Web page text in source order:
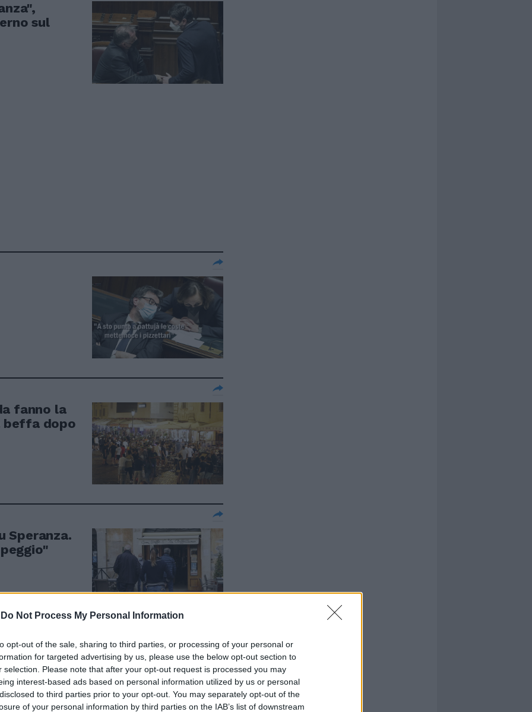
Do Not Process My Personal Information
opt-out of the sale, sharing to third parties, or processing of your personal or
for targeted advertising by us, please use the below opt-out section to
selection. Please note that after your opt-out request is processed you may
interest-based ads based on personal information utilized by us or personal
to third parties prior to your opt-out. You may separately opt-out of the
of your personal information by third parties on the IAB’s list of downstream
sul
fanno la
beffa dopo
Speranza.
terrore"